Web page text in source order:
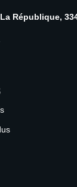
République,